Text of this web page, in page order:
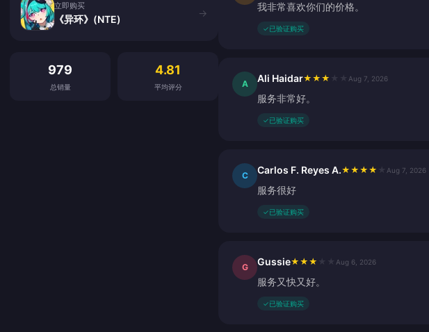
立即购买
《异环》(NTE)
→
979
总销量
4.81
平均评分
我非常喜欢你们的价格。
✓已验证购买
A Ali Haidar★ ★ ★ Aug 7, 2026
服务非常好。
✓已验证购买
C Carlos F. Reyes A.★ ★ ★ ★ Aug 7, 2026
服务很好
✓已验证购买
G Gussie★ ★ ★ Aug 6, 2026
服务又快又好。
✓已验证购买